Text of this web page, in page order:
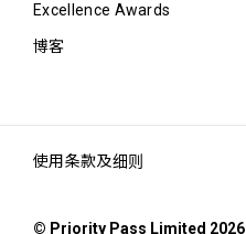
Excellence Awards
博客
使用条款及细则
© Priority Pass Limited 2026